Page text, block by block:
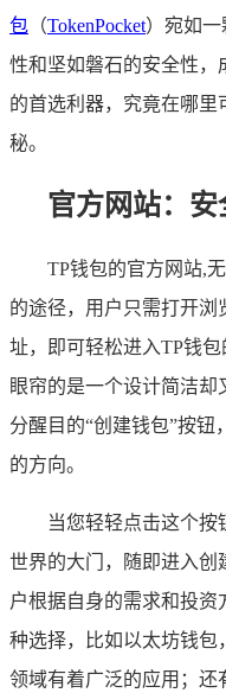
包 （TokenPocket）宛如
性和坚如磐石的安全性，
的首选利器，究竟在哪里
秘。
官方网站：
TP钱包的官方网站,
的途径，用户只需打开浏
址，即可轻松进入TP钱
眼帘的是一个设计简洁
分醒目的“创建钱包”按
的方向。
当您轻轻点击这个按
世界的大门，随即进入创
户根据自身的需求和投
种选择，比如以太坊钱包
领域有着广泛的应用；还